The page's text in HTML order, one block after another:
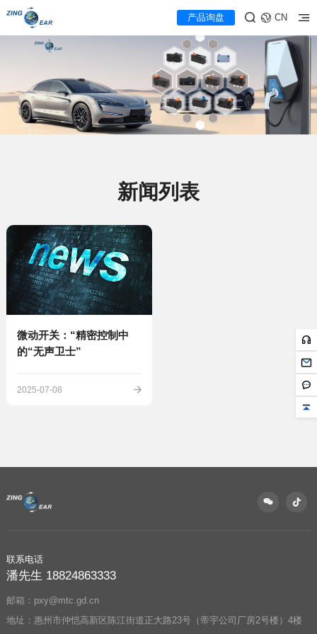
产品询盘 CN
新闻列表
的“无声卫士”
2025-07-08
联系电话
潘先生 18824863333
邮箱：pxy@mtc.gd.cn
地址：惠州市仲恺高新区陈江街道正大路23号（帝宇公司厂房2号楼）4楼